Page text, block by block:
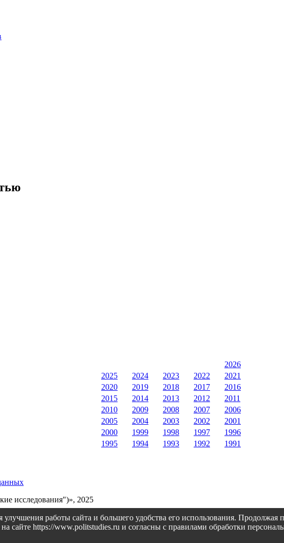
2026
2025
2024 2023 2022
2021
2020
2019 2018 2017
2016
2015
2014 2013 2012
2011
2010
2009 2008 2007
2006
2005
2004 2003 2002
2001
2000
1999 1998 1997
1996
1995
1994 1993 1992 1991
исследования")», 2025
работы сайта и большего удобства его использования.
сайте https://www.politstudies.ru и согласны с правилами обработки